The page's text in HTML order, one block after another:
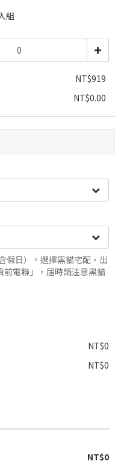
組
NT$919
NT$0.00
假日）。選擇黑貓宅配，出
前電聯」，屆時請注意黑貓
NT$0
NT$0
NT$0